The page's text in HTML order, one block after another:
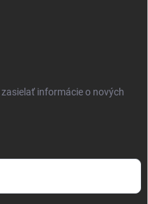
informácie o nových